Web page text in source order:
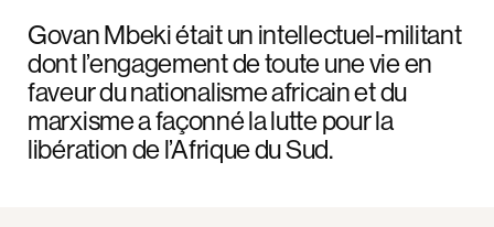
Govan Mbeki était un intellectuel-militant
dont l’engagement de toute une vie en
faveur du nationalisme africain et du
marxisme a façonné la lutte pour la
libération de l’Afrique du Sud.